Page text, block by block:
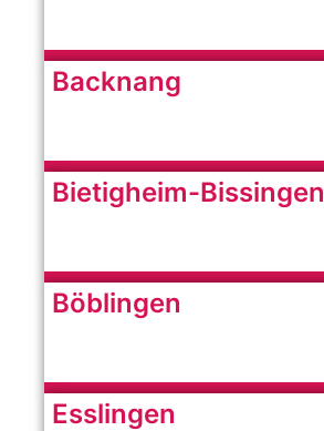
Backnang
Bietigheim-Bissingen
Böblingen
Esslingen